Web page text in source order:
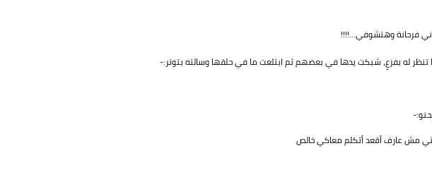
فرحانة وهتشوفي...!!!!
تنظر له بفزعٍ، شبكت يدها في بعضهم ثم ابتلعت ما في حلقها وسالته بتوتر:-
مش عارف أقعد أتكلم معاكي خالص